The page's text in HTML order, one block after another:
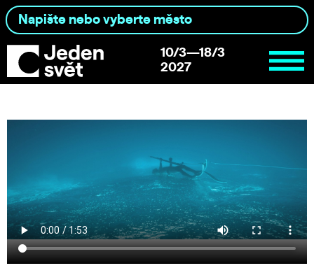
10/3—18/3
2027